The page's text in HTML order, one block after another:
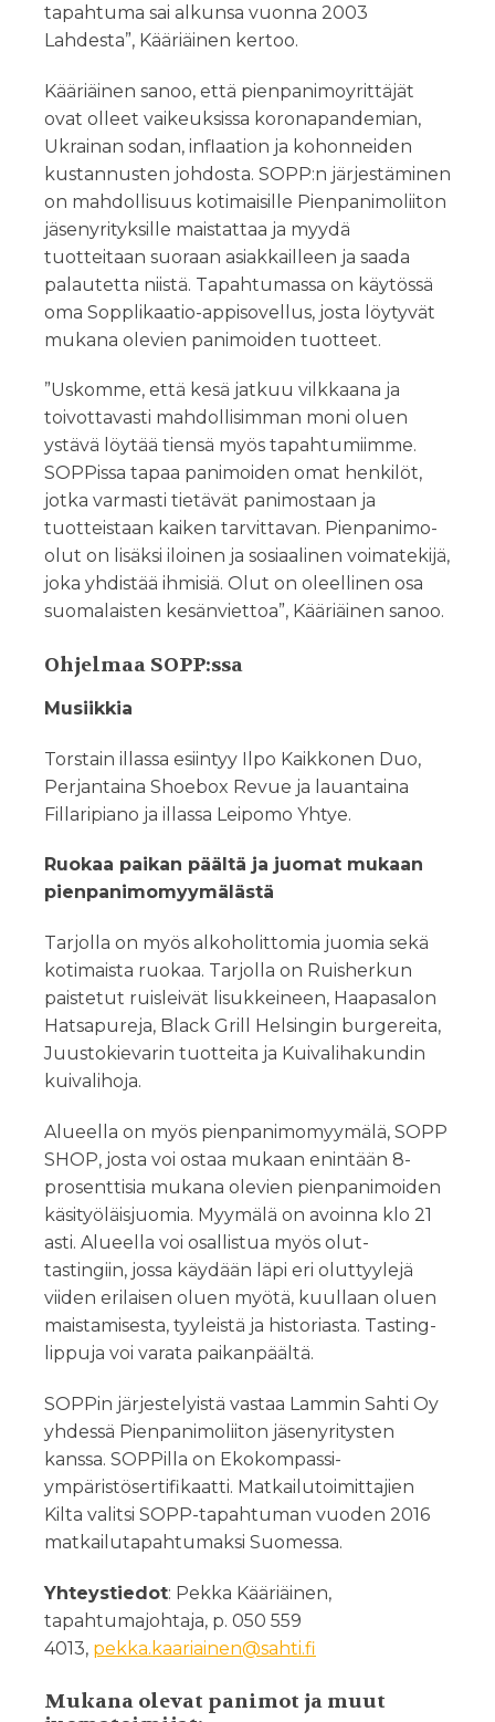
tapahtuma sai alkunsa vuonna 2003
Lahdesta”, Kääriäinen kertoo.
Kääriäinen sanoo, että pienpanimoyrittäjät
ovat olleet vaikeuksissa koronapandemian,
Ukrainan sodan, inflaation ja kohonneiden
kustannusten johdosta. SOPP:n järjestäminen
on mahdollisuus kotimaisille Pienpanimoliiton
jäsenyrityksille maistattaa ja myydä
tuotteitaan suoraan asiakkailleen ja saada
palautetta niistä. Tapahtumassa on käytössä
oma Sopplikaatio-appisovellus, josta löytyvät
mukana olevien panimoiden tuotteet.
”Uskomme, että kesä jatkuu vilkkaana ja
toivottavasti mahdollisimman moni oluen
ystävä löytää tiensä myös tapahtumiimme.
SOPPissa tapaa panimoiden omat henkilöt,
jotka varmasti tietävät panimostaan ja
tuotteistaan kaiken tarvittavan. Pienpanimo-
olut on lisäksi iloinen ja sosiaalinen voimatekijä,
joka yhdistää ihmisiä. Olut on oleellinen osa
suomalaisten kesänviettoa”, Kääriäinen sanoo.
Ohjelmaa SOPP:ssa
Musiikkia
Torstain illassa esiintyy Ilpo Kaikkonen Duo,
Perjantaina Shoebox Revue ja lauantaina
Fillaripiano ja illassa Leipomo Yhtye.
Ruokaa paikan päältä ja juomat mukaan
pienpanimomyymälästä
Tarjolla on myös alkoholittomia juomia sekä
kotimaista ruokaa. Tarjolla on Ruisherkun
paistetut ruisleivät lisukkeineen, Haapasalon
Hatsapureja, Black Grill Helsingin burgereita,
Juustokievarin tuotteita ja Kuivalihakundin
kuivalihoja.
Alueella on myös pienpanimomyymälä, SOPP
SHOP, josta voi ostaa mukaan enintään 8-
prosenttisia mukana olevien pienpanimoiden
käsityöläisjuomia. Myymälä on avoinna klo 21
asti. Alueella voi osallistua myös olut-
tastingiin, jossa käydään läpi eri oluttyylejä
viiden erilaisen oluen myötä, kuullaan oluen
maistamisesta, tyyleistä ja historiasta. Tasting-
lippuja voi varata paikanpäältä.
SOPPin järjestelyistä vastaa Lammin Sahti Oy
yhdessä Pienpanimoliiton jäsenyritysten
kanssa. SOPPilla on Ekokompassi-
ympäristösertifikaatti. Matkailutoimittajien
Kilta valitsi SOPP-tapahtuman vuoden 2016
matkailutapahtumaksi Suomessa.
Yhteystiedot: Pekka Kääriäinen,
tapahtumajohtaja, p. 050 559
4013, pekka.kaariainen@sahti.fi
Mukana olevat panimot ja muut